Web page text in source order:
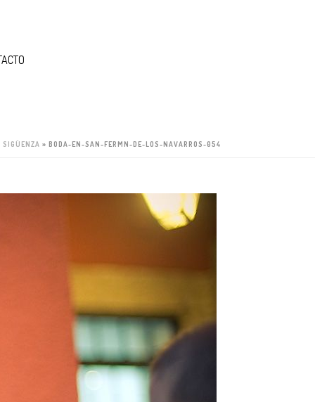
SIGÜENZA » BODA-EN-SAN-FERMN-DE-LOS-NAVARROS-054